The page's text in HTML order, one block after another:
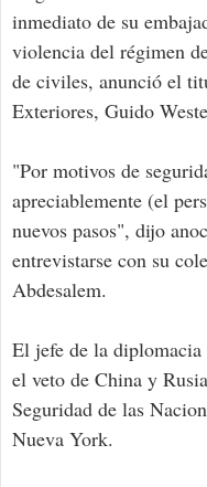
inmediato de su
violencia del régimen
de civiles, anunció el
Exteriores, Guido
"Por motivos de
apreciablemente (el
nuevos pasos", dijo
entrevistarse con su
Abdesalem.
El jefe de la
el veto de China y
Seguridad de las
Nueva York.